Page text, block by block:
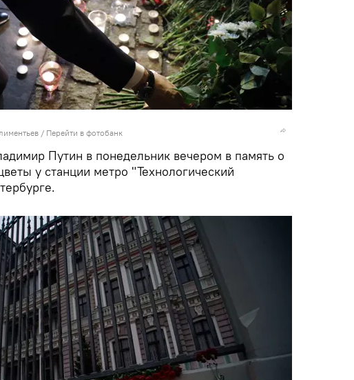
/ Перейти в фотобанк
Путин в понедельник вечером в память о
у станции метро "Технологический